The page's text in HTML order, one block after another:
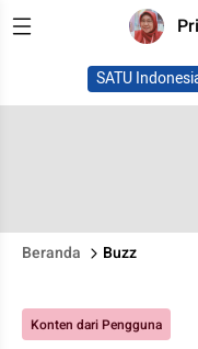
SATU
Beranda Buzz
Konten dari Pengguna